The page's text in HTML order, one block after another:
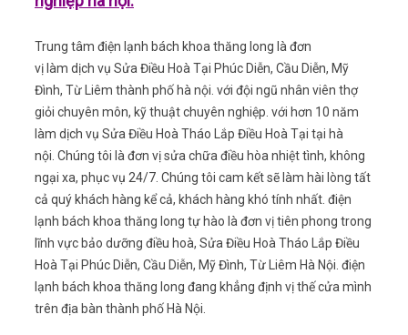
Trung tâm điện lạnh bách khoa thăng long là đơn
vị làm dịch vụ Sửa Điều Hoà Tại Phúc Diễn, Cầu Diễn, Mỹ
Đình, Từ Liêm thành phố hà nội. với đội ngũ nhân viên thợ
giỏi chuyên môn, kỹ thuật chuyên nghiệp. với hơn 10 năm
làm dịch vụ Sửa Điều Hoà Tháo Lắp Điều Hoà Tại tại hà
nội. Chúng tôi là đơn vị sửa chữa điều hòa nhiệt tình, không
ngại xa, phục vụ 24/7. Chúng tôi cam kết sẽ làm hài lòng tất
cả quý khách hàng kể cả, khách hàng khó tính nhất. điện
lạnh bách khoa thăng long tự hào là đơn vị tiên phong trong
lĩnh vực bảo dưỡng điều hoà, Sửa Điều Hoà Tháo Lắp Điều
Hoà Tại Phúc Diễn, Cầu Diễn, Mỹ Đình, Từ Liêm Hà Nội. điện
lạnh bách khoa thăng long đang khẳng định vị thế cửa mình
trên địa bàn thành phố Hà Nội.